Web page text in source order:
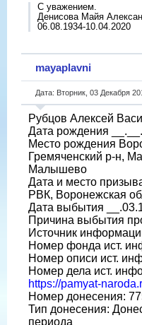
С уважением.
Денисова Майя
06.08.1934-10.04.2020
mayaplavni
Дата: Вторник, 03 Декабря
Рубцов Алексей
Дата рождения
Место рождения
Гремяченский р-н,
Малышево
Дата и место
РВК, Воронежская
Дата выбытия
Причина выбытия
Источник
Номер фонда ист.
Номер описи ист.
Номер дела ист.
https://pamyat-
Номер донесения:
Тип донесения:
периода